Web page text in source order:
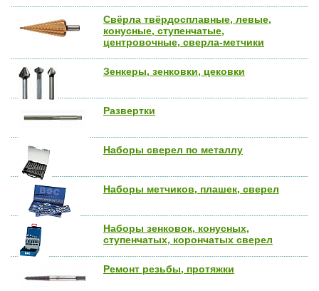
Свёрла твёрдосплавные, левые,
конусные, ступенчатые,
центровочные, сверла-метчики
Зенкеры, зенковки, цековки
Развертки
Наборы сверел по металлу
Наборы метчиков, плашек, сверел
Наборы зенковок, конусных,
ступенчатых, корончатых сверел
Ремонт резьбы, протяжки